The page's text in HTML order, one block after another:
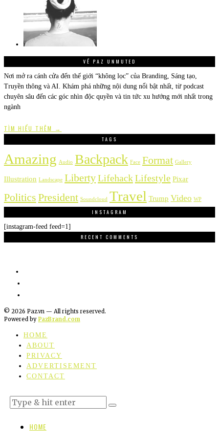
VỀ PAZ UNMUTED
Nơi mở ra cánh cửa đến thế giới “không lọc” của Branding, Sáng tạo,
Truyền thông và AI. Khám phá những nội dung nổi bật nhất, từ podcast
chuyên sâu đến các góc nhìn độc quyền và tin tức xu hướng mới nhất trong
ngành
TÌM HIỂU THÊM →
TAGS
Amazing Audio Backpack Face Format Gallery
Illustration Landscape LibertyLifehackLifestyle Pixar
Politics President Soundcloud Travel Trump Video WP
INSTAGRAM
[instagram-feed feed=1]
RECENT COMMENTS
© 2026 Paz.vn — All rights reserved.
Powered by PazBrand.com
HOME
ABOUT
PRIVACY
ADVERTISEMENT
CONTACT
HOME